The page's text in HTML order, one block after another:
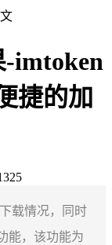
imtoken
捷的加
载情况，同时
能，该功能为